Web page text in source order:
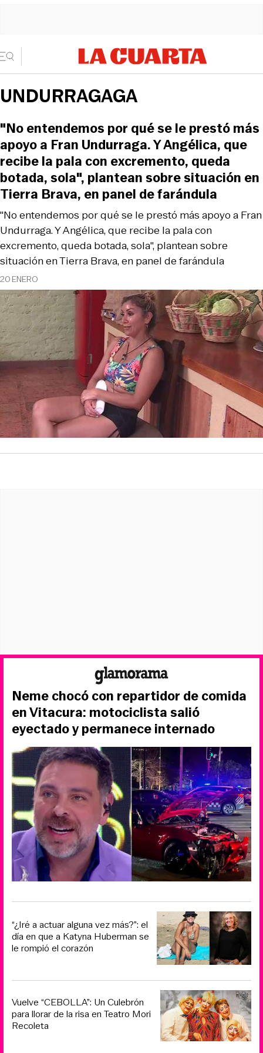
UNDURRAGAGA
20 ENERO
"No entendemos por qué se le prestó más apoyo a Fran
Undurraga. Y Angélica, que recibe la pala con
excremento, queda botada, sola", plantean sobre
situación en Tierra Brava, en panel de farándula
"No entendemos por qué se le prestó más
apoyo a Fran Undurraga. Y Angélica, que
recibe la pala con excremento, queda
botada, sola", plantean sobre situación en
Tierra Brava, en panel de farándula
Neme chocó con repartidor de comida
en Vitacura: motociclista salió
eyectado y permanece internado
“¿Iré a actuar alguna vez más?”: el
día en que a Katyna Huberman se
le rompió el corazón
Vuelve “CEBOLLA”: Un Culebrón
para llorar de la risa en Teatro Mori
Recoleta